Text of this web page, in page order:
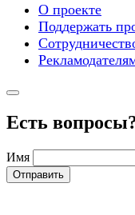
О проекте
Поддержать
Есть
Имя